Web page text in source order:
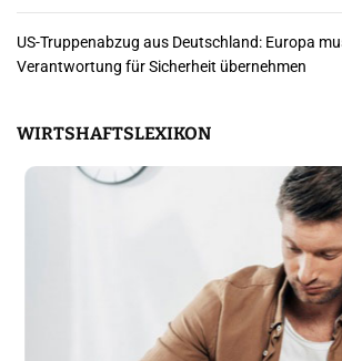
i
t
ä
US-Truppenabzug aus Deutschland: Europa
Verantwortung für Sicherheit übernehmen
WIRTSHAFTSLEXIKON